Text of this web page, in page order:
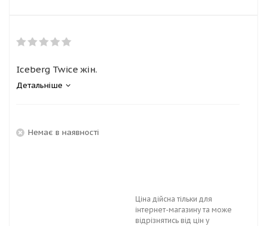
Iceberg Twice жін.
Детальніше
Немає в наявності
Ціна дійсна тільки для
інтернет-магазину та може
відрізнятись від цін у